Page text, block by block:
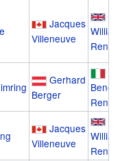
Jacques
Villeneuve
Gerhard
Berger
Jacques
Villeneuve